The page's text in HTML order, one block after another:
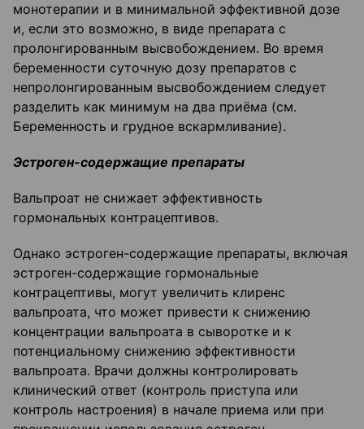
монотерапии и в минимальной эффективной дозе
и, если это возможно, в виде препарата с
пролонгированным высвобождением. Во время
беременности суточную дозу препаратов с
непролонгированным высвобождением следует
разделить как минимум на два приёма (см.
Беременность и грудное вскармливание).
Эстроген-содержащие препараты
Вальпроат не снижает эффективность
гормональных контрацептивов.
Однако эстроген-содержащие препараты, включая
эстроген-содержащие гормональные
контрацептивы, могут увеличить клиренс
вальпроата, что может привести к снижению
концентрации вальпроата в сыворотке и к
потенциальному снижению эффективности
вальпроата. Врачи должны контролировать
клинический ответ (контроль приступа или
контроль настроения) в начале приема или при